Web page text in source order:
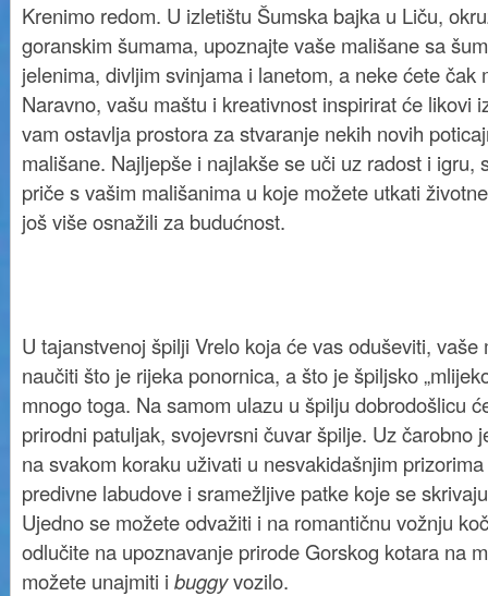
Krenimo redom. U izletištu Šumska bajka u Liču,
goranskim šumama, upoznajte vaše mališane sa
jelenima, divljim svinjama i lanetom, a neke ćete čak
Naravno, vašu maštu i kreativnost inspirirat će likovi
vam ostavlja prostora za stvaranje nekih novih
mališane. Najljepše i najlakše se uči uz radost i igru,
priče s vašim mališanima u koje možete utkati
još više osnažili za budućnost.
U tajanstvenoj špilji Vrelo koja će vas oduševiti, vaše
naučiti što je rijeka ponornica, a što je špiljsko
mnogo toga. Na samom ulazu u špilju dobrodošlicu
prirodni patuljak, svojevrsni čuvar špilje. Uz čarobno
na svakom koraku uživati u nesvakidašnjim
predivne labudove i sramežljive patke koje se
Ujedno se možete odvažiti i na romantičnu vožnju
odlučite na upoznavanje prirode Gorskog kotara na
možete unajmiti i buggyvozilo.